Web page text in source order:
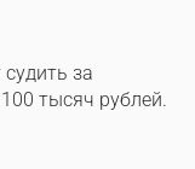
за
тысяч рублей.